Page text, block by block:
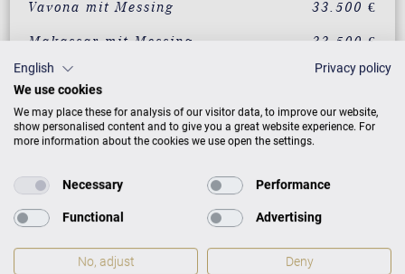
Vavona mit Messing 33.500 €
Makassar mit Messing 33.500 €
Santos Palisander mit
Messing
33.500 €
Pyramidenmahagoni mit
Messing
33.500 €
RESIDENCE R 4 CLASSIC
English
Privacy policy
We use cookies
We may place these for analysis of our visitor data, to improve our website,
show personalised content and to give you a great website experience. For
more information about the cookies we use open the settings.
Necessary Performance
Functional Advertising
No, adjust Deny